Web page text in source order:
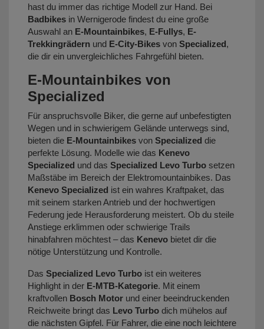
hast du immer das richtige Modell zur Hand. Bei
Badbikes in Wernigerode findest du eine große
Auswahl an E-Mountainbikes, E-Fullys, E-
Trekkingrädern und E-City-Bikes von Specialized,
die dir ein unvergleichliches Fahrgefühl bieten.
E-Mountainbikes von
Specialized
Für anspruchsvolle Biker, die gerne auf unbefestigten
Wegen und in schwierigem Gelände unterwegs sind,
bieten die E-Mountainbikes von Specialized die
perfekte Lösung. Modelle wie das Kenevo
Specialized und das Specialized Levo Turbo setzen
Maßstäbe im Bereich der Elektromountainbikes. Das
Kenevo Specialized ist ein wahres Kraftpaket, das
mit seinem starken Antrieb und der hochwertigen
Federung jede Herausforderung meistert. Ob du steile
Anstiege erklimmen oder schwierige Trails
hinabfahren möchtest – das Kenevo bietet dir die
nötige Unterstützung und Kontrolle.
Das Specialized Levo Turbo ist ein weiteres
Highlight in der E-MTB-Kategorie. Mit einem
kraftvollen Bosch Motor und einer beeindruckenden
Reichweite bringt das Levo Turbo dich mühelos auf
die nächsten Gipfel. Für Fahrer, die eine noch leichtere